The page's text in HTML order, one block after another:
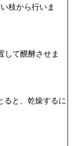
枝から行いま
して醗酵させま
ると、乾燥するに